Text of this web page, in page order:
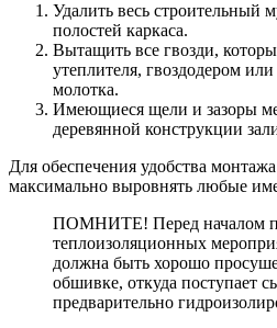
Удалить весь строительный
полостей каркаса.
Вытащить все гвозди,
утеплителя, гвоздодером
молотка.
Имеющиеся щели и зазоры
деревянной конструкции
Для обеспечения удобства
максимально выровнять любые
ПОМНИТЕ! Перед началом
теплоизоляционных
должна быть хорошо
обшивке, откуда поступает
предварительно